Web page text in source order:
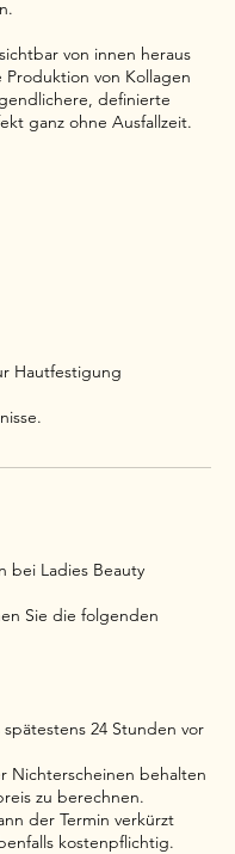
von innen heraus
von Kollagen
definierte
ganz ohne Ausfallzeit.
Hautfestigung
bei Ladies Beauty
Sie die folgenden
24 Stunden vor
Nichterscheinen behalten
zu berechnen.
der Termin verkürzt
kostenpflichtig.